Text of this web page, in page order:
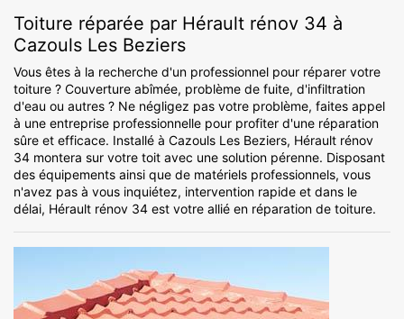
Toiture réparée par Hérault rénov 34 à
Cazouls Les Beziers
Vous êtes à la recherche d'un professionnel pour réparer votre
toiture ? Couverture abîmée, problème de fuite, d'infiltration
d'eau ou autres ? Ne négligez pas votre problème, faites appel
à une entreprise professionnelle pour profiter d'une réparation
sûre et efficace. Installé à Cazouls Les Beziers, Hérault rénov
34 montera sur votre toit avec une solution pérenne. Disposant
des équipements ainsi que de matériels professionnels, vous
n'avez pas à vous inquiétez, intervention rapide et dans le
délai, Hérault rénov 34 est votre allié en réparation de toiture.